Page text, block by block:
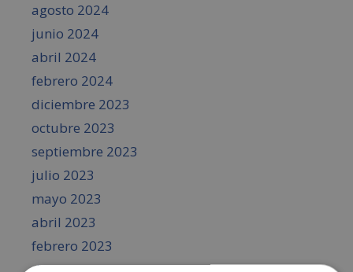
agosto 2024
junio 2024
abril 2024
febrero 2024
diciembre 2023
octubre 2023
septiembre 2023
julio 2023
mayo 2023
abril 2023
febrero 2023